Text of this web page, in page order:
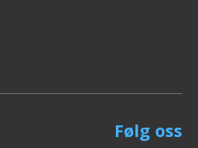
Følg oss